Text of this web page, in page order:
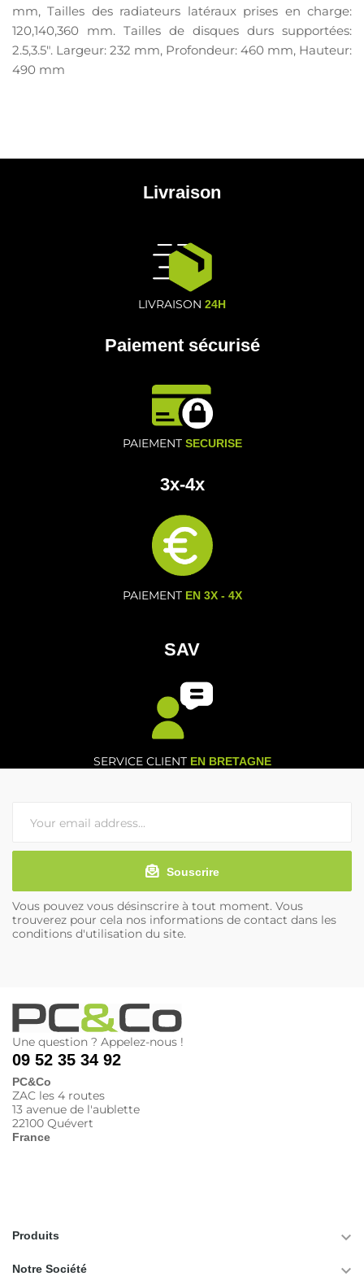
mm, Tailles des radiateurs latéraux prises en charge:
120,140,360 mm. Tailles de disques durs supportées:
2.5,3.5". Largeur: 232 mm, Profondeur: 460 mm, Hauteur:
490 mm
Livraison
LIVRAISON 24H
Paiement sécurisé
PAIEMENT SECURISE
3x-4x
PAIEMENT EN 3X - 4X
SAV
SERVICE CLIENT EN BRETAGNE
Souscrire
Vous pouvez vous désinscrire à tout moment. Vous
trouverez pour cela nos informations de contact dans les
conditions d'utilisation du site.
Une question ? Appelez-nous !
09 52 35 34 92
PC&Co
ZAC les 4 routes
13 avenue de l'aublette
22100 Quévert
France
Produits 
Notre Société 